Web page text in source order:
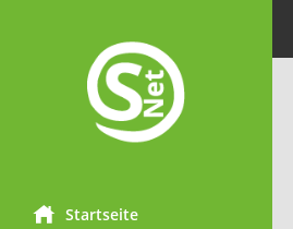
Startseite